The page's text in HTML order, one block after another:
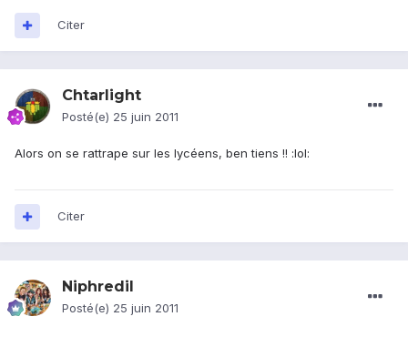
Citer
Chtarlight
Posté(e) 25 juin 2011
Alors on se rattrape sur les lycéens, ben tiens !! :lol:
Citer
Niphredil
Posté(e) 25 juin 2011